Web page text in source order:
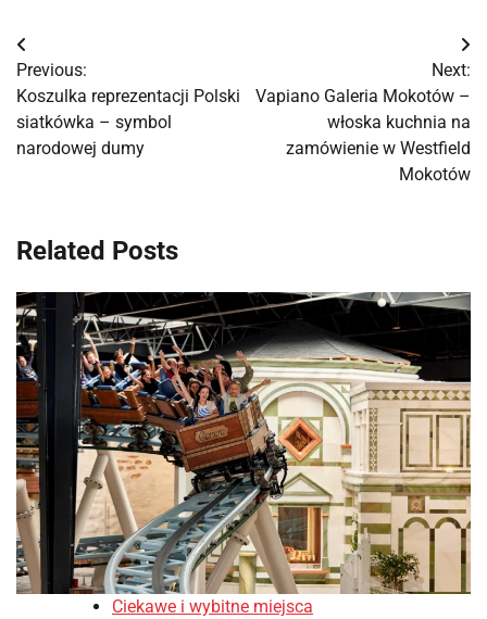
Nawigacja
wpisu
Previous:
Koszulka reprezentacji Polski
siatkówka – symbol
narodowej dumy
Next:
Vapiano Galeria Mokotów –
włoska kuchnia na
zamówienie w Westfield
Mokotów
Related Posts
Ciekawe i wybitne miejsca